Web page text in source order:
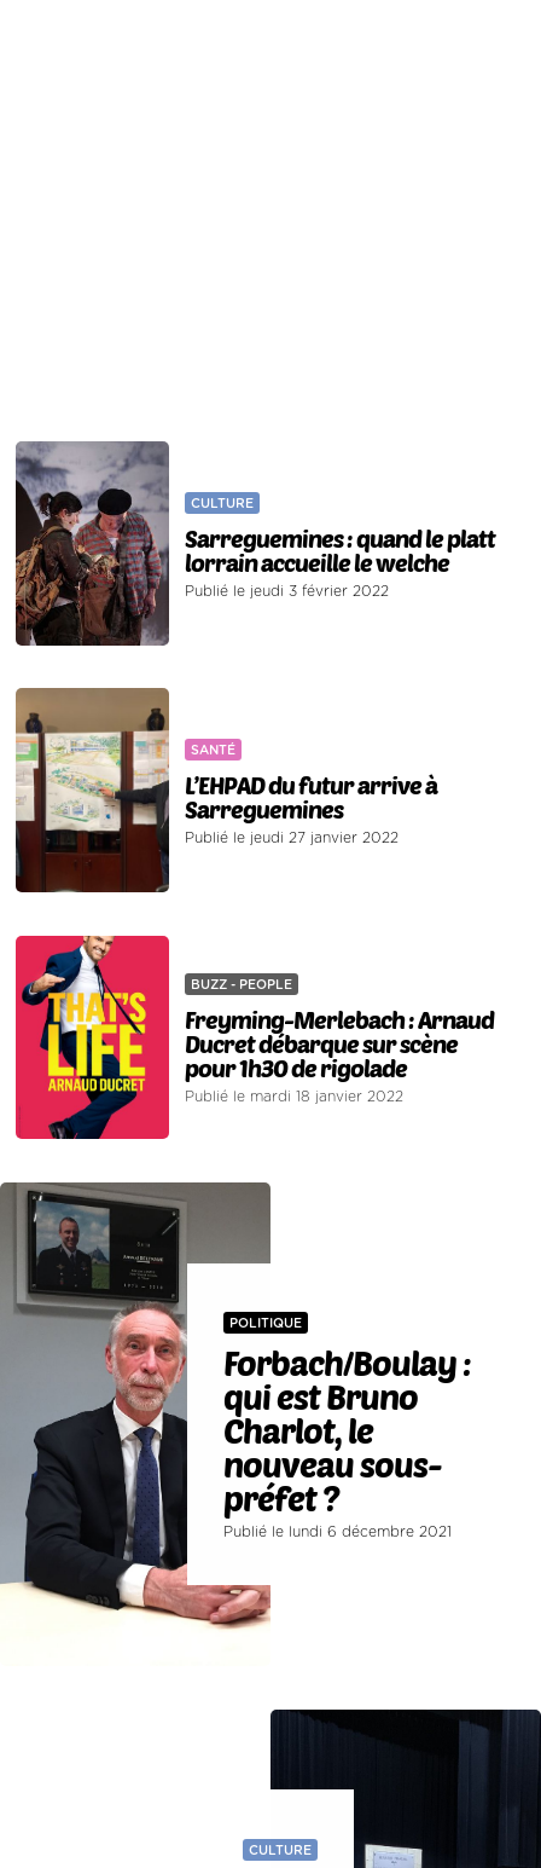
CULTURE
Sarreguemines : quand le platt
lorrain accueille le welche
Publié le jeudi 3 février 2022
SANTÉ
L’EHPAD du futur arrive à
Sarreguemines
Publié le jeudi 27 janvier 2022
BUZZ - PEOPLE
Freyming-Merlebach : Arnaud
Ducret débarque sur scène
pour 1h30 de rigolade
Publié le mardi 18 janvier 2022
POLITIQUE
Forbach/Boulay :
qui est Bruno
Charlot, le
nouveau sous-
préfet ?
Publié le lundi 6 décembre 2021
CULTURE